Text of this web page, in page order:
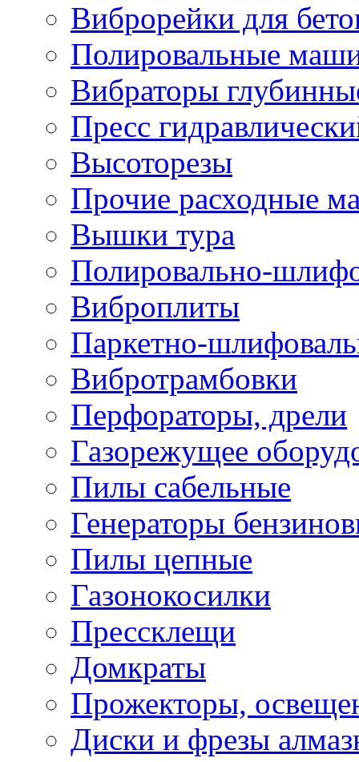
Виброрейки для
Полировальные
Вибраторы
Пресс
Высоторезы
Прочие расходные
Вышки тура
Полировально-
Виброплиты
Паркетно-
Вибротрамбовки
Перфораторы, дрели
Газорежущее
Пилы сабельные
Генераторы
Пилы цепные
Газонокосилки
Прессклещи
Домкраты
Прожекторы,
Диски и фрезы